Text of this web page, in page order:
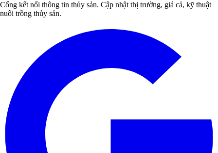
Cổng kết nối thông tin thủy sản. Cập nhật thị trường, giá cả, kỹ thuật
nuôi trồng thủy sản.